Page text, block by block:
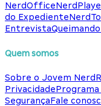
NerdOffice
do Expediente
Entrevista
Quem somos
Sobre o Jovem Nerd
Privacidade
SegurançaFale